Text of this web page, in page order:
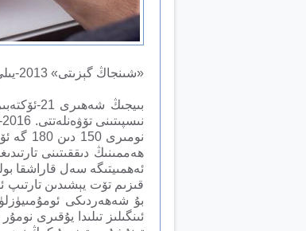
«شىنجاڭ گېزىتى» 2013-يىلى 11-ئاينىڭ 21-كۈنىدىكى سانىدىن ئېلىندى.
بىيجىڭ
ھەممىنىڭ دىققىتىنى
ئەھمىيتىگە سەل قاراشقا
بۇ شەھەردىكى
ئىنگىلىز تىلىدا يۇقىرى